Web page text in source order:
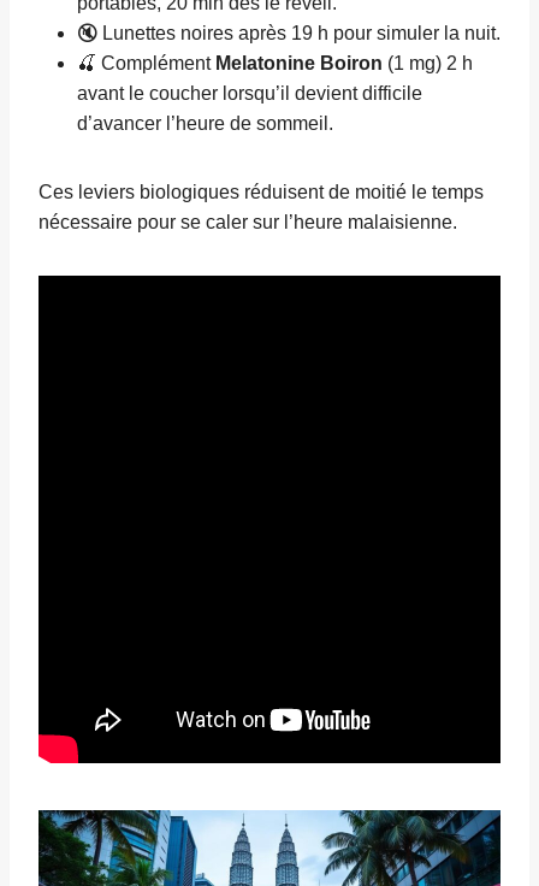
🔇 Lunettes noires après 19 h pour simuler la nuit.
🍒 Complément Melatonine Boiron (1 mg) 2 h
avant le coucher lorsqu’il devient difficile
d’avancer l’heure de sommeil.
Ces leviers biologiques réduisent de moitié le temps
nécessaire pour se caler sur l’heure malaisienne.